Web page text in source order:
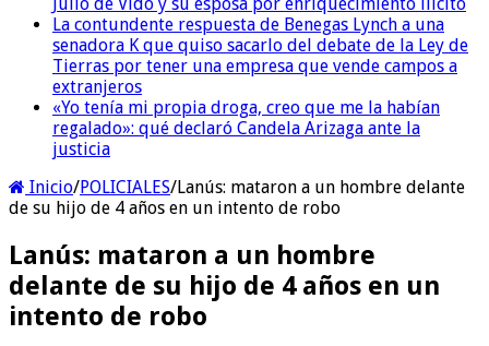
La contundente respuesta de Benegas Lynch a una
senadora K que quiso sacarlo del debate de la Ley de
Tierras por tener una empresa que vende campos a
extranjeros
«Yo tenía mi propia droga, creo que me la habían
regalado»: qué declaró Candela Arizaga ante la
justicia
Inicio/POLICIALES/Lanús: mataron a un hombre delante
de su hijo de 4 años en un intento de robo
Lanús: mataron a un hombre
delante de su hijo de 4 años en un
intento de robo